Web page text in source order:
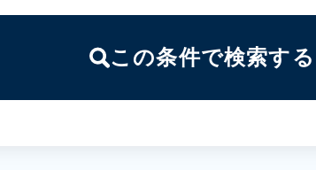
この条件で検索する